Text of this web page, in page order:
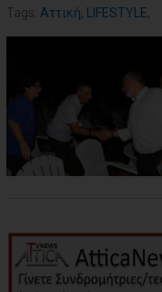
Tags: Αττική, LIFESTYLE,